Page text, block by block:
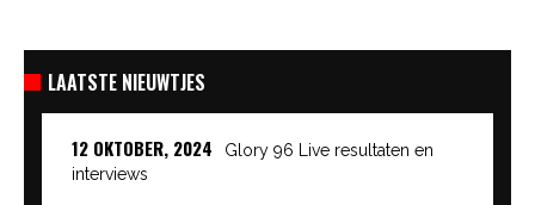
LAATSTE NIEUWTJES
12 OKTOBER, 2024
Glory 96 Live resultaten en
interviews